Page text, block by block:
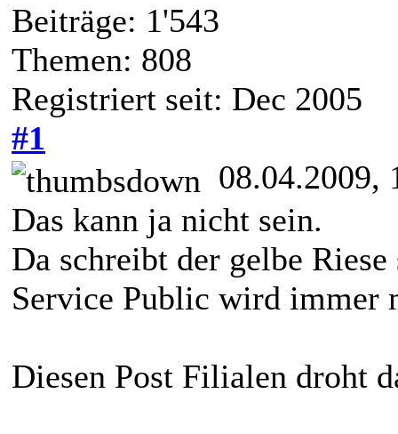
Beiträge: 1'543
Themen: 808
Registriert seit: Dec 2005
#1
08.04.2009,
Das kann ja nicht sein.
Da schreibt der gelbe
Service Public wird immer
Diesen Post Filialen droht